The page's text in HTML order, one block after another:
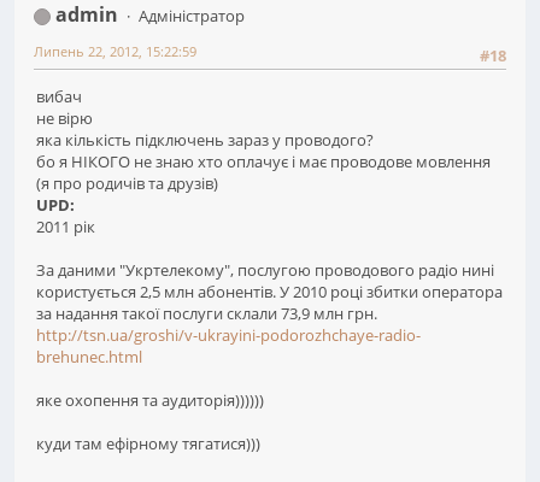
admin
Адміністратор
#18
Липень 22, 2012, 15:22:59
вибач
не вірю
яка кількість підключень зараз у проводого?
бо я НІКОГО не знаю хто оплачує і має проводове мовлення
(я про родичів та друзів)
UPD:
2011 рік
За даними "Укртелекому", послугою проводового радіо нині
користується 2,5 млн абонентів. У 2010 році збитки оператора
за надання такої послуги склали 73,9 млн грн.
http://tsn.ua/groshi/v-ukrayini-podorozhchaye-radio-
brehunec.html
яке охопення та аудиторія))))))
куди там ефірному тягатися)))